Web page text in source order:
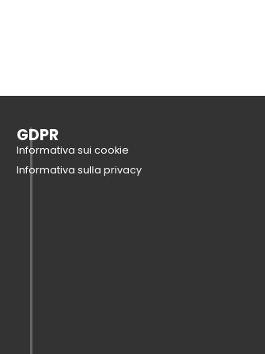
GDPR
Informativa sui cookie
Informativa sulla privacy